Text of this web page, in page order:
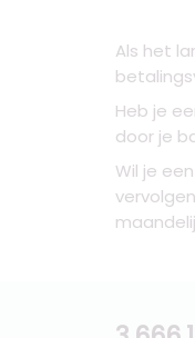
Als het
Heb je
door je
Wil je